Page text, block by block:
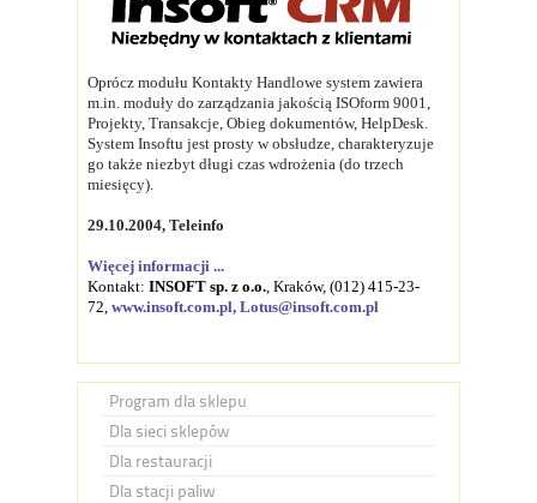
Oprócz modułu Kontakty Handlowe system zawiera
m.in. moduły do zarządzania jakością ISOform 9001,
Projekty, Transakcje, Obieg dokumentów, HelpDesk.
System Insoftu jest prosty w obsłudze, charakteryzuje
go także niezbyt długi czas wdrożenia (do trzech
miesięcy).
29.10.2004, Teleinfo
Więcej informacji ...
Kontakt: INSOFT sp. z o.o., Kraków, (012) 415-23-
72, www.insoft.com.pl, Lotus@insoft.com.pl
Program dla sklepu
Dla sieci sklepów
Dla restauracji
Dla stacji paliw